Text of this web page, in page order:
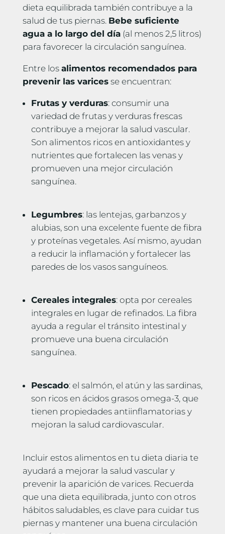
dieta equilibrada también contribuye a la
salud de tus piernas. Bebe suficiente
agua a lo largo del día(al menos 2,5 litros)
para favorecer la circulación sanguínea.
Entre los alimentos recomendados para
prevenir las varicesse encuentran:
Frutas y verduras: consumir una
variedad de frutas y verduras frescas
contribuye a mejorar la salud vascular.
Son alimentos ricos en antioxidantes y
nutrientes que fortalecen las venas y
promueven una mejor circulación
sanguínea.
Legumbres: las lentejas, garbanzos y
alubias, son una excelente fuente de fibra
y proteínas vegetales. Así mismo, ayudan
a reducir la inflamación y fortalecer las
paredes de los vasos sanguíneos.
Cereales integrales: opta por cereales
integrales en lugar de refinados. La fibra
ayuda a regular el tránsito intestinal y
promueve una buena circulación
sanguínea.
Pescado: el salmón, el atún y las sardinas,
son ricos en ácidos grasos omega-3, que
tienen propiedades antiinflamatorias y
mejoran la salud cardiovascular.
Incluir estos alimentos en tu dieta diaria te
ayudará a mejorar la salud vascular y
prevenir la aparición de varices. Recuerda
que una dieta equilibrada, junto con otros
hábitos saludables, es clave para cuidar tus
piernas y mantener una buena circulación